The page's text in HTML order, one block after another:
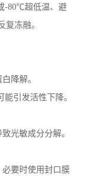
-80℃超低温、避
复冻融。
降解。
引发活性下降。
光敏成分分解。
要时使用封口膜